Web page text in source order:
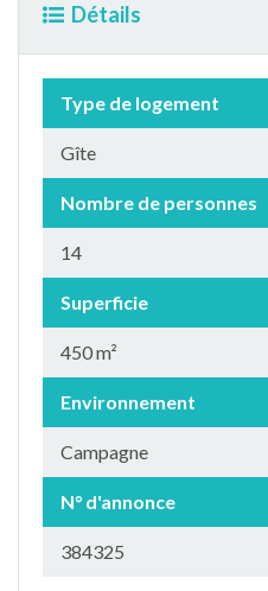
Détails
Type de logement
Gîte
Nombre de personnes
14
Superficie
450 m²
Environnement
Campagne
N° d'annonce
384325